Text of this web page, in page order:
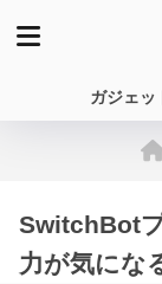
ガジェッ
SwitchBot
力が気にな